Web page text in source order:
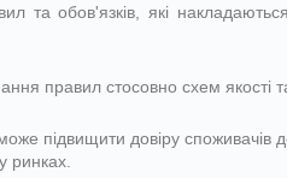
та обов'язків, які
правил стосовно схем
підвищити довіру споживачів
ринках.